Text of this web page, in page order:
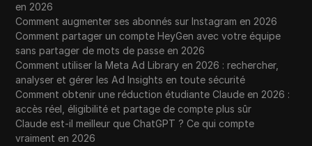
30
Your Online Needs?
31
ProxyWing: A brief overview of the proxy
provider and how to use it with DICloak
32
Perplexity’s Bid to Buy Chrome: How the AI
Company Could Transform the Browser
Market
en 2026
Comment augmenter ses abonnés sur Instagram en 2026
Comment partager un compte HeyGen avec votre équipe
sans partager de mots de passe en 2026
Comment utiliser la Meta Ad Library en 2026 : rechercher,
analyser et gérer les Ad Insights en toute sécurité
Comment obtenir une réduction étudiante Claude en 2026 :
accès réel, éligibilité et partage de compte plus sûr
Claude est-il meilleur que ChatGPT ? Ce qui compte
vraiment en 2026